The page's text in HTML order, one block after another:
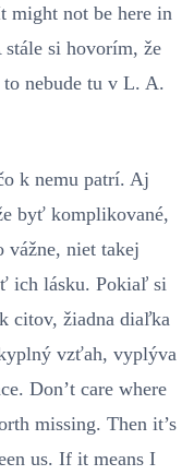
might not be here in
si hovorím, že
nebude tu v L. A.
k nemu patrí. Aj
byť komplikované,
vážne, niet takej
ich lásku. Pokiaľ si
citov, žiadna diaľka
vzťah, vyplýva
Don’t care where
missing. Then it’s
us. If it means I